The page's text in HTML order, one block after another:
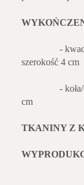
- kwadrat/
szerokość 4 cm
- koła/
cm
TKANINY Z